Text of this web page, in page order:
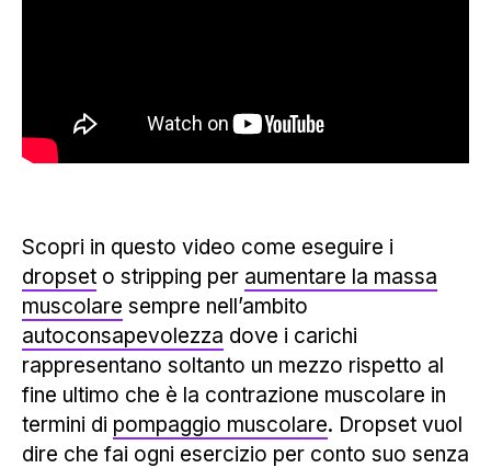
Scopri in questo video come eseguire i
dropset o stripping per aumentare la massa
muscolare sempre nell’ambito
autoconsapevolezza dove i carichi
rappresentano soltanto un mezzo rispetto al
fine ultimo che è la contrazione muscolare in
termini di pompaggio muscolare. Dropset vuol
dire che fai ogni esercizio per conto suo senza